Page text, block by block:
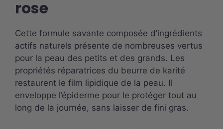
rose
Cette formule savante composée d’ingrédients
actifs naturels présente de nombreuses vertus
pour la peau des petits et des grands. Les
propriétés réparatrices du beurre de karité
restaurent le film lipidique de la peau. Il
enveloppe l’épiderme pour le protéger tout au
long de la journée, sans laisser de fini gras.